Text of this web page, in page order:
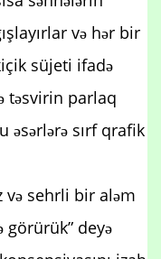
və hər bir
süjeti ifadə
təsvirin parlaq
əsərlərə sırf qrafik
və sehrli bir aləm
deyə